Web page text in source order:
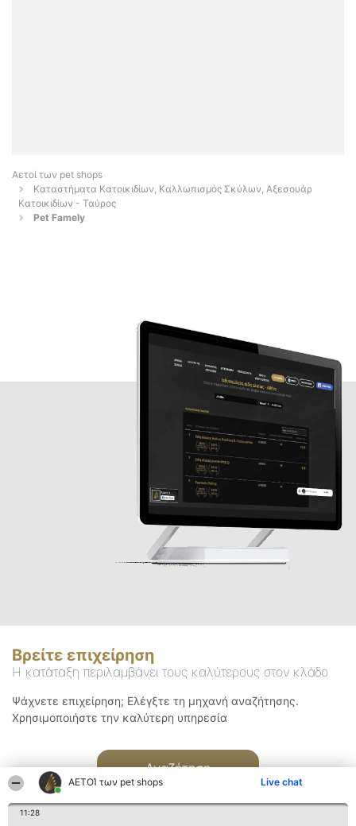
ΑΕΤΟΊ των pet shops Live chat
11:28
Αετοί των pet shops
Καταστήματα Κατοικιδίων, Καλλωπισμός Σκύλων, Αξεσουάρ
Κατοικιδίων - Ταύρος
Pet Famely
Βρείτε επιχείρηση
Η κατάταξη περιλαμβάνει τους καλύτερους στον κλάδο
Ψάχνετε επιχείρηση; Ελέγξτε τη μηχανή αναζήτησης.
Χρησιμοποιήστε την καλύτερη υπηρεσία
Αναζήτηση